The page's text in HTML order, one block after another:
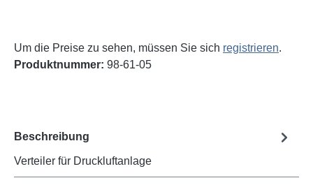
Um die Preise zu sehen, müssen Sie sich registrieren.
Produktnummer: 98-61-05
Beschreibung
Verteiler für Druckluftanlage